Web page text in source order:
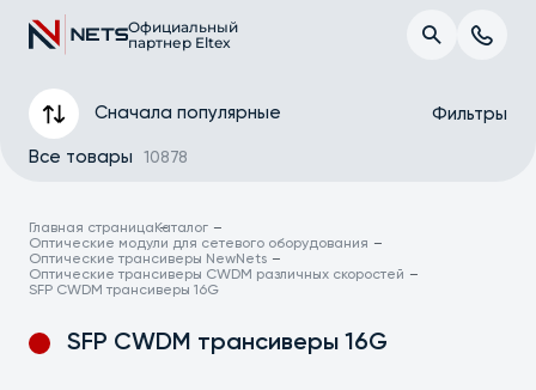
Официальный
партнер Eltex
Главная страница Каталог
Оптические модули для сетевого оборудования
Оптические трансиверы NewNets
Оптические трансиверы CWDM различных скоростей
SFP CWDM трансиверы 16G
SFP CWDM трансиверы 16G
Все товары 10878
Сначала популярные Фильтры